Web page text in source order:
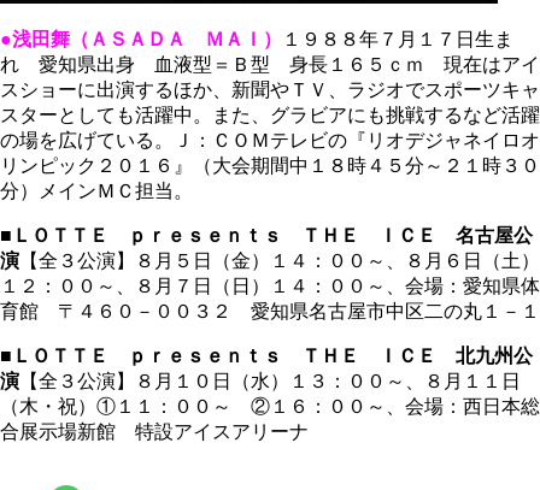
●浅田舞（ＡＳＡＤＡ ＭＡＩ）
１９８８年７月１７日生ま
れ 愛知県出身 血液型＝Ｂ型 身長１６５ｃｍ 現在はアイ
スショーに出演するほか、新聞やＴＶ、ラジオでスポーツキャ
スターとしても活躍中。また、グラビアにも挑戦するなど活躍
の場を広げている。Ｊ：ＣＯＭテレビの『リオデジャネイロオ
リンピック２０１６』（大会期間中１８時４５分～２１時３０
分）メインＭＣ担当。
■ＬＯＴＴＥ ｐｒｅｓｅｎｔｓ ＴＨＥ ＩＣＥ 名古屋公
演 【全３公演】８月５日（金）１４：００～、８月６日（土）
１２：００～、８月７日（日）１４：００～、会場：愛知県体
育館 〒４６０－００３２ 愛知県名古屋市中区二の丸１－１
■ＬＯＴＴＥ ｐｒｅｓｅｎｔｓ ＴＨＥ ＩＣＥ 北九州公
演 【全３公演】８月１０日（水）１３：００～、８月１１日
（木・祝）①１１：００～ ②１６：００～、会場：西日本総
合展示場新館 特設アイスアリーナ